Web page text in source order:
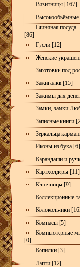
Визитницы [167]
Глиняная посуда
[86]
Гусли [12]
Женские
Заготовки под
Зажигалки [15]
Зажимы для
Замки, замки
Записные книги
Зеркальца
Иконы из бука [6]
Карандаши и
Картхолдеры [11]
Ключницы [9]
Коллекционные
Колокольчики
Компасы [5]
Компьютерные
[0]
Копилки [3]
Лапти [12]